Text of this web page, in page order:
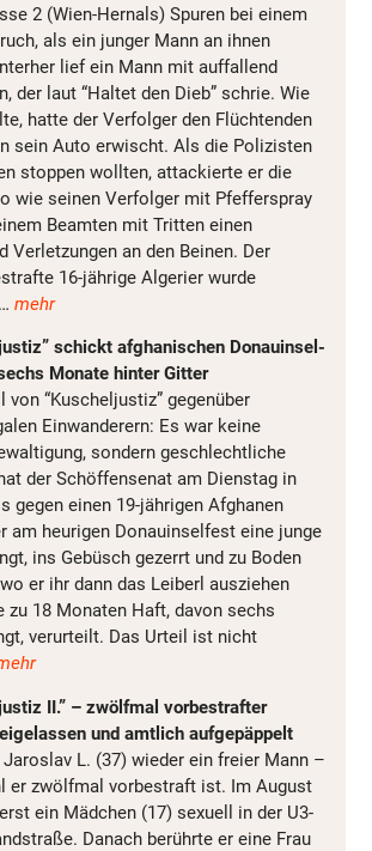
2 (Wien-Hernals) Spuren bei einem
als ein junger Mann an ihnen
lief ein Mann mit auffallend
der laut “Haltet den Dieb” schrie. Wie
hatte der Verfolger den Flüchtenden
sein Auto erwischt. Als die Polizisten
stoppen wollten, attackierte er die
wie seinen Verfolger mit Pfefferspray
Beamten mit Tritten einen
Verletzungen an den Beinen. Der
16-jährige Algerier wurde
mehr
schickt afghanischen Donauinsel-
Monate hinter Gitter
von “Kuscheljustiz” gegenüber
Einwanderern: Es war keine
sondern geschlechtliche
der Schöffensenat am Dienstag in
gegen einen 19-jährigen Afghanen
am heurigen Donauinselfest eine junge
ins Gebüsch gezerrt und zu Boden
er ihr dann das Leiberl ausziehen
zu 18 Monaten Haft, davon sechs
verurteilt. Das Urteil ist nicht
II.” – zwölfmal vorbestrafter
und amtlich aufgepäppelt
L. (37) wieder ein freier Mann –
er zwölfmal vorbestraft ist. Im August
ein Mädchen (17) sexuell in der U3-
Danach berührte er eine Frau